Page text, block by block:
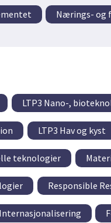
Nærings- og
LTP3 Nano-,
LTP3 Hav og kyst
teknologier
Responsible
Internasjonalisering